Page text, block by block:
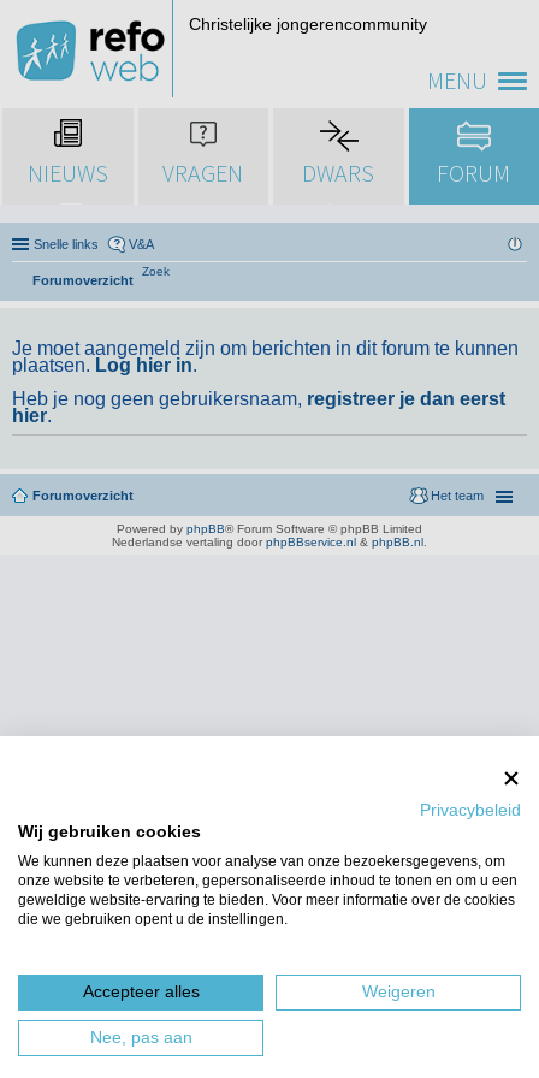
MENU
Christelijke jongerencommunity
NIEUWS VRAGEN DWARS FORUM
Snelle links V&A
Forumoverzicht
Zoek
Je moet aangemeld zijn om berichten in dit forum te kunnen
plaatsen. Log hier in.
Heb je nog geen gebruikersnaam, registreer je dan eerst
hier.
Forumoverzicht Het team
Powered by phpBB® Forum Software © phpBB Limited
Nederlandse vertaling door phpBBservice.nl & phpBB.nl
Privacybeleid
Wij gebruiken cookies
We kunnen deze plaatsen voor analyse van onze bezoekersgegevens, om
onze website te verbeteren, gepersonaliseerde inhoud te tonen en om u een
geweldige website-ervaring te bieden. Voor meer informatie over de cookies
die we gebruiken opent u de instellingen.
Accepteer alles Weigeren
Nee, pas aan